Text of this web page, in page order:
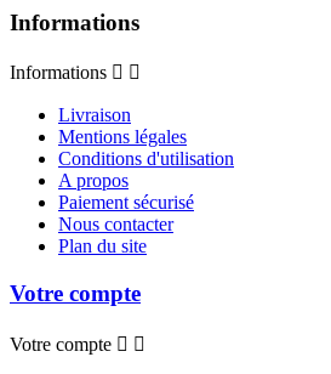
Informations
Informations  
Livraison
Mentions légales
Conditions d'utilisation
A propos
Paiement sécurisé
Nous contacter
Plan du site
Votre compte
Votre compte  